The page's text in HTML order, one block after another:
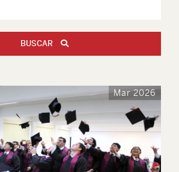
BUSCAR
Mar 2026